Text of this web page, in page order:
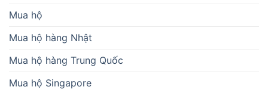
Mua hộ
Mua hộ hàng Nhật
Mua hộ hàng Trung Quốc
Mua hộ Singapore